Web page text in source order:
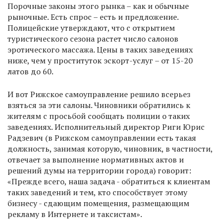
Порочные законы этого рынка – как и обычные
рыночные. Есть спрос – есть и предложение.
Полицейские утверждают, что с открытием
туристического сезона растет число салонов
эротического массажа. Цены в таких заведениях
ниже, чем у проституток эскорт-услуг – от 15-20
латов до 60.
И вот Рижское самоуправление решило всерьез
взяться за эти салоны. Чиновники обратились к
жителям с просьбой сообщать полиции о таких
заведениях. Исполнительный директор Риги Юрис
Радзевич (в Рижском самоуправлении есть такая
должность, занимая которую, чиновник, в частности,
отвечает за выполнение нормативных актов и
решений думы на территории города) говорит:
«Прежде всего, наша задача - обратиться к клиентам
таких заведений и тем, кто способствует этому
бизнесу - сдающим помещения, размещающим
рекламу в Интернете и таксистам».